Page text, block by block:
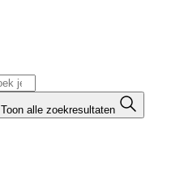
Toon alle zoekresultaten